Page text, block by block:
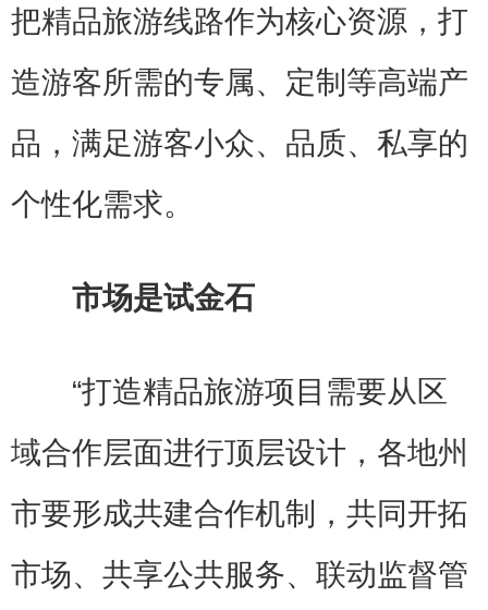
把精品旅游线路作为核心资源，打
造游客所需的专属、定制等高端产
品，满足游客小众、品质、私享的
个性化需求。
市场是试金石
“打造精品旅游项目需要从区
域合作层面进行顶层设计，各地州
市要形成共建合作机制，共同开拓
市场、共享公共服务、联动监督管